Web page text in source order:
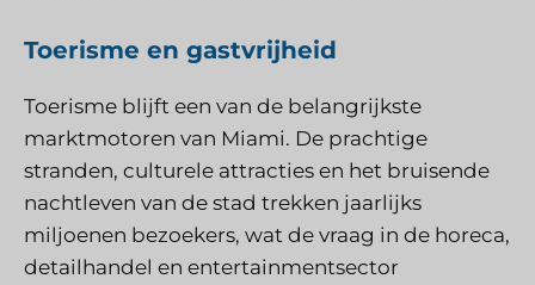
Toerisme en gastvrijheid
Toerisme blijft een van de belangrijkste
marktmotoren van Miami. De prachtige
stranden, culturele attracties en het bruisende
nachtleven van de stad trekken jaarlijks
miljoenen bezoekers, wat de vraag in de horeca,
detailhandel en entertainmentsector